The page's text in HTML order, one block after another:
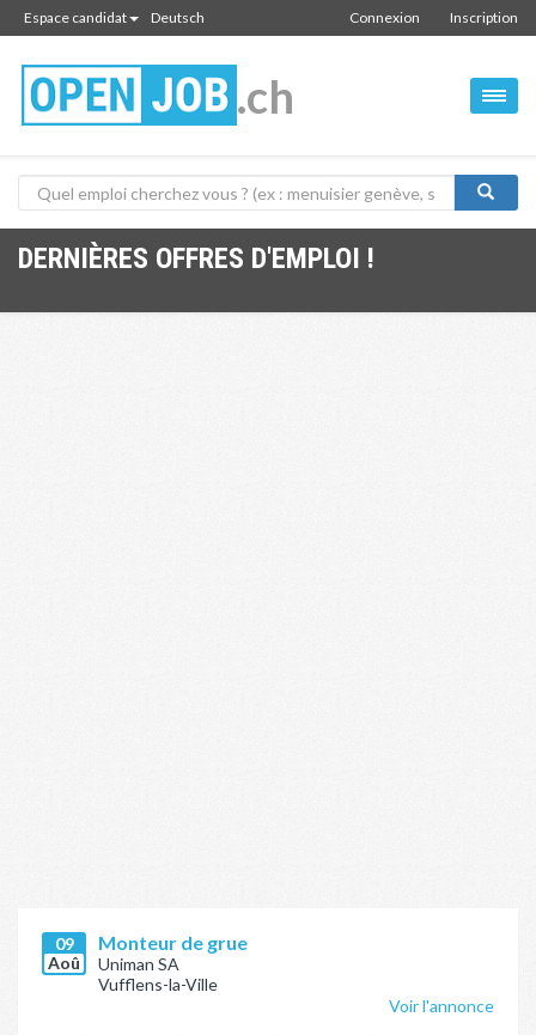
Espace candidat Deutsch Inscription
Connexion
.ch
DERNIÈRES OFFRES D'EMPLOI !
09
Aoû
Monteur de grue
Uniman SA
Vufflens-la-Ville
Voir l'annonce